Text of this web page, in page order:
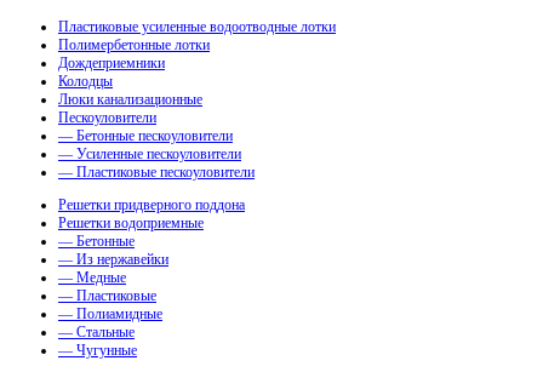
Пластиковые усиленные водоотводные лотки
Полимербетонные лотки
Дождеприемники
Колодцы
Люки канализационные
Пескоуловители
— Бетонные пескоуловители
— Усиленные пескоуловители
— Пластиковые пескоуловители
Решетки придверного поддона
Решетки водоприемные
— Бетонные
— Из нержавейки
— Медные
— Пластиковые
— Полиамидные
— Стальные
— Чугунные